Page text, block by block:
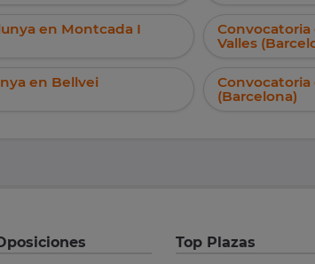
en Montcada I
Convocatoria
Valles
en Bellvei
Convocatoria
(Barcelona)
Top Plazas